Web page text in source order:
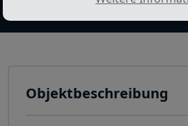
Objektbeschreibung